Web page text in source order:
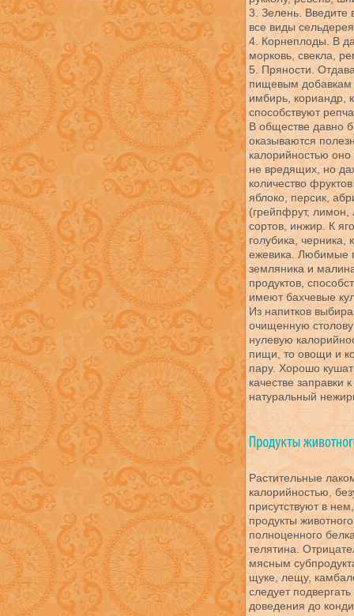
3. Зелень. Введите
все виды
4. Корнеплоды. В
морковь, свекла,
5. Пряности.
пищевым добавкам
имбирь, кориандр,
способствуют
В обществе давно
оказываются
калорийностью
не вредящих, но
количество
яблоко, персик,
(грейпфрут,
сортов, инжир. К
голубика, черника,
ежевика. Любимые
земляника и
продуктов,
имеют бахчевые
Из напитков
очищенную
нулевую
пищи, то овощи и
пару. Хорошо
качестве заправки
натуральный
Растительные
калорийностью,
присутствуют в
продукты
полноценного
телятина.
мясным
щуке, лещу,
следует
доведения до